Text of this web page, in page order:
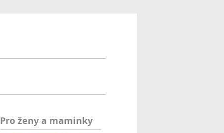
Pro ženy a maminky